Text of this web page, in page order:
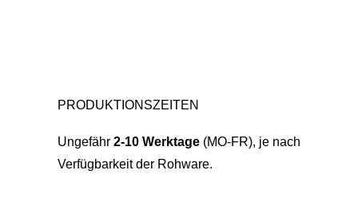
PRODUKTIONSZEITEN
Ungefähr 2-10 Werktage (MO-FR), je nach
Verfügbarkeit der Rohware.